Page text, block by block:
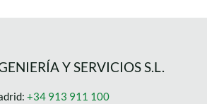
Y SERVICIOS S.L.
+34 913 911 100